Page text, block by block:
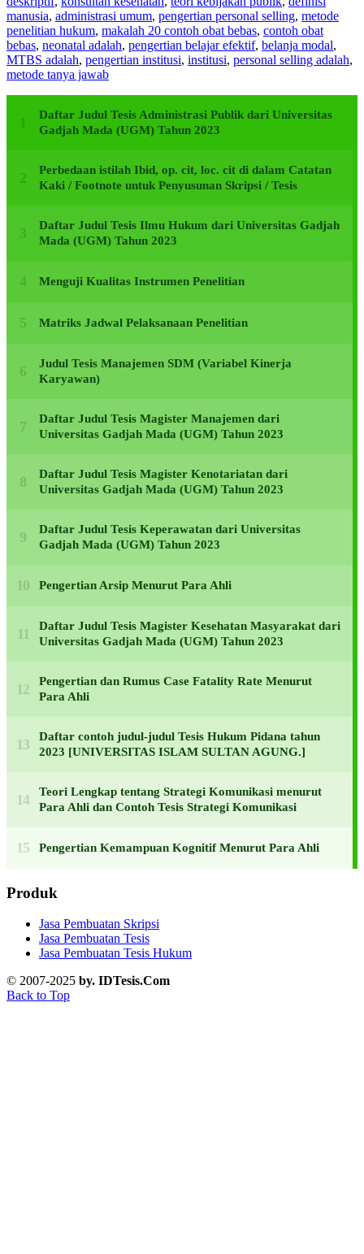
manusia, administrasi umum, pengertian personal selling, metode
penelitian hukum, makalah 20 contoh obat bebas, contoh obat
bebas, neonatal adalah, pengertian belajar efektif, belanja modal,
MTBS adalah, pengertian institusi, institusi, personal selling adalah,
metode tanya jawab
Daftar Judul Tesis Administrasi Publik dari Universitas
Gadjah Mada (UGM) Tahun 2023
Perbedaan istilah Ibid, op. cit, loc. cit di dalam Catatan
Kaki / Footnote untuk Penyusunan Skripsi / Tesis
Daftar Judul Tesis Ilmu Hukum dari Universitas Gadjah
Mada (UGM) Tahun 2023
Menguji Kualitas Instrumen Penelitian
Matriks Jadwal Pelaksanaan Penelitian
Judul Tesis Manajemen SDM (Variabel Kinerja
Karyawan)
Daftar Judul Tesis Magister Manajemen dari
Universitas Gadjah Mada (UGM) Tahun 2023
Daftar Judul Tesis Magister Kenotariatan dari
Universitas Gadjah Mada (UGM) Tahun 2023
Daftar Judul Tesis Keperawatan dari Universitas
Gadjah Mada (UGM) Tahun 2023
Pengertian Arsip Menurut Para Ahli
Daftar Judul Tesis Magister Kesehatan Masyarakat dari
Universitas Gadjah Mada (UGM) Tahun 2023
Pengertian dan Rumus Case Fatality Rate Menurut
Para Ahli
Daftar contoh judul-judul Tesis Hukum Pidana tahun
2023 [UNIVERSITAS ISLAM SULTAN AGUNG.]
Teori Lengkap tentang Strategi Komunikasi menurut
Para Ahli dan Contoh Tesis Strategi Komunikasi
Pengertian Kemampuan Kognitif Menurut Para Ahli
Produk
Jasa Pembuatan Skripsi
Jasa Pembuatan Tesis
Jasa Pembuatan Tesis Hukum
© 2007-2025 by. IDTesis.Com
Back to Top